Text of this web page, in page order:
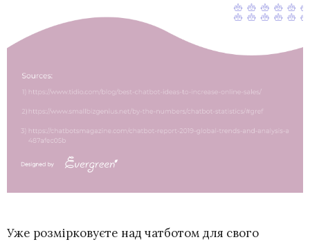
Уже розмірковуєте над чатботом для свого